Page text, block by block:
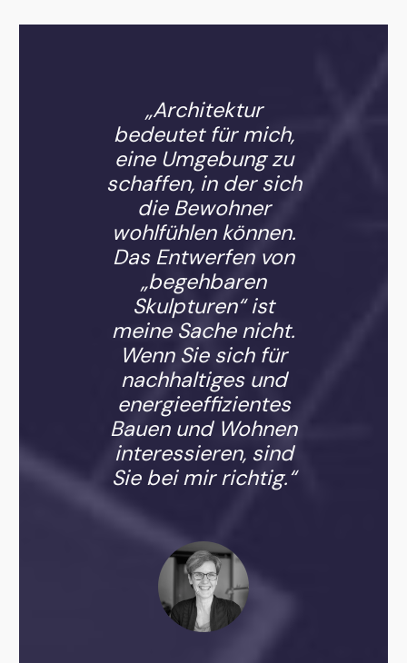
„Architektur
bedeutet für mich,
eine Umgebung zu
schaffen, in der sich
die Bewohner
wohlfühlen können.
Das Entwerfen von
„begehbaren
Skulpturen“ ist
meine Sache nicht.
Wenn Sie sich für
nachhaltiges und
energieeffizientes
Bauen und Wohnen
interessieren, sind
Sie bei mir richtig.“